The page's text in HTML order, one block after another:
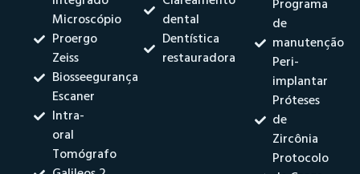
Microscópio
Proergo
Zeiss
Biosseegurança
Escaner
Intra-
oral
Tomógrafo
dental
Dentística
restauradora
Programa
de
manutenção
Peri-
implantar
Próteses
de
Zircônia
Protocolo